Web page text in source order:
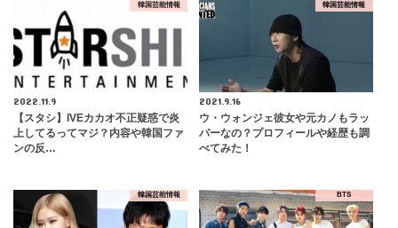
韓国芸能情報
2022.11.9
【スタシ】IVEカカオ不正疑惑で炎
上してるってマジ？内容や韓国ファ
ンの反…
韓国芸能情報
2021.9.16
ウ・ウォンジェ彼女や元カノもラッ
パーなの？プロフィールや経歴も調
べてみた！
韓国芸能情報 BTS